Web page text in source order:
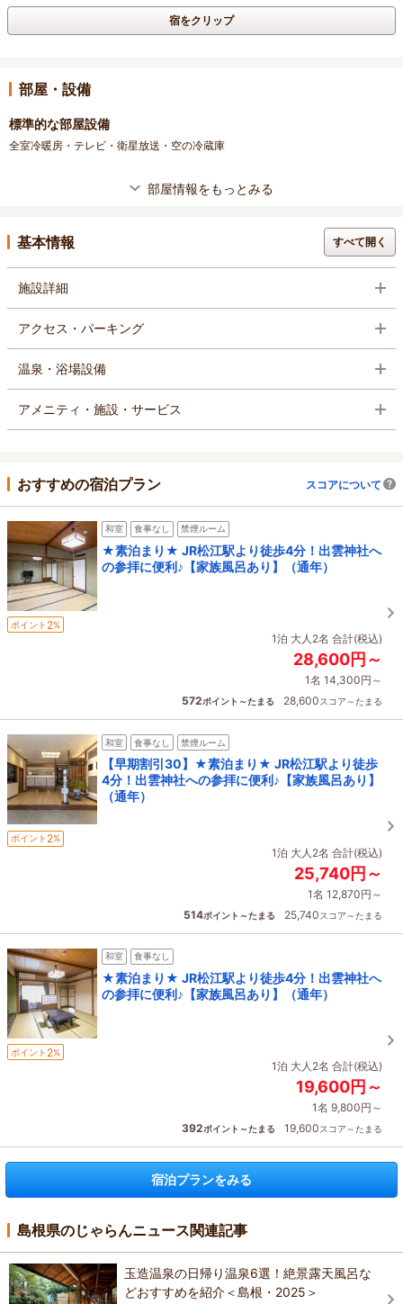
宿をクリップ
部屋・設備
標準的な部屋設備
全室冷暖房・テレビ・衛星放送・空の冷蔵庫
部屋情報をもっとみる
基本情報 すべて開く
施設詳細
アクセス・パーキング
温泉・浴場設備
アメニティ・施設・サービス
おすすめの宿泊プラン スコアについて
和室 食事なし 禁煙ルーム
★素泊まり★ JR松江駅より徒歩4分！出雲神社へ
の参拝に便利♪【家族風呂あり】（通年）
ポイント 2%
1泊 大人2名 合計(税込)
28,600円～
1名 14,300円～
572ポイント～たまる 28,600スコア～たまる
和室 食事なし 禁煙ルーム
【早期割引30】★素泊まり★ JR松江駅より徒歩
4分！出雲神社への参拝に便利♪【家族風呂あり】
（通年）
ポイント 2%
1泊 大人2名 合計(税込)
25,740円～
1名 12,870円～
514ポイント～たまる 25,740スコア～たまる
和室 食事なし
★素泊まり★ JR松江駅より徒歩4分！出雲神社へ
の参拝に便利♪【家族風呂あり】（通年）
ポイント 2%
1泊 大人2名 合計(税込)
19,600円～
1名 9,800円～
392ポイント～たまる 19,600スコア～たまる
宿泊プランをみる
島根県のじゃらんニュース関連記事
玉造温泉の日帰り温泉6選！絶景露天風呂な
どおすすめを紹介＜島根・2025＞